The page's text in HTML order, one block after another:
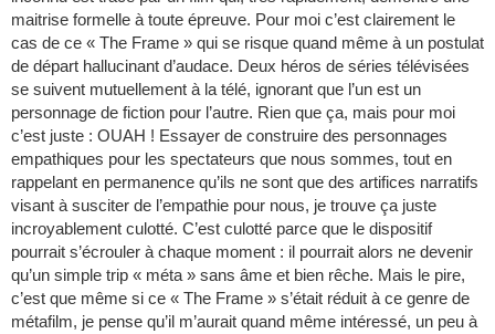
maitrise formelle à toute épreuve. Pour moi c’est clairement le
cas de ce « The Frame » qui se risque quand même à un postulat
de départ hallucinant d’audace. Deux héros de séries télévisées
se suivent mutuellement à la télé, ignorant que l’un est un
personnage de fiction pour l’autre. Rien que ça, mais pour moi
c’est juste : OUAH ! Essayer de construire des personnages
empathiques pour les spectateurs que nous sommes, tout en
rappelant en permanence qu’ils ne sont que des artifices narratifs
visant à susciter de l’empathie pour nous, je trouve ça juste
incroyablement culotté. C’est culotté parce que le dispositif
pourrait s’écrouler à chaque moment : il pourrait alors ne devenir
qu’un simple trip « méta » sans âme et bien rêche. Mais le pire,
c’est que même si ce « The Frame » s’était réduit à ce genre de
métafilm, je pense qu’il m’aurait quand même intéressé, un peu à